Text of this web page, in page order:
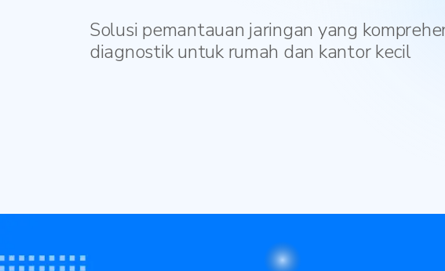
Solusi pemantauan jaringan yang
diagnostik untuk rumah dan kantor kecil